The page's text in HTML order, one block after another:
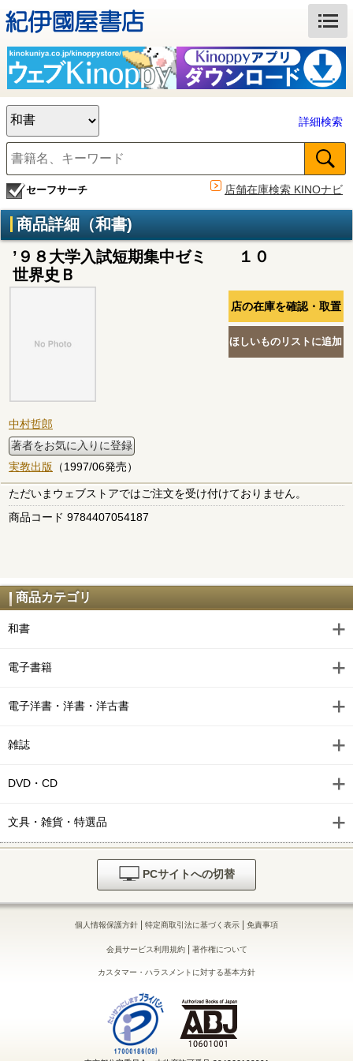
詳細検索
セーフサーチ 店舗在庫検索 KINOナビ
商品詳細（和書)
’９８大学入試短期集中ゼミ １０
世界史Ｂ
中村哲郎
著者をお気に入りに登録
実教出版 （1997/06発売）
ただいまウェブストアではご注文を受け付けておりません。
商品コード 9784407054187
商品カテゴリ
和書
電子書籍
電子洋書・洋書・洋古書
雑誌
DVD・CD
文具・雑貨・特選品
PCサイトへの切替
個人情報保護方針 | 特定商取引法に基づく表示 | 免責事項
会員サービス利用規約| 著作権について
カスタマー・ハラスメントに対する基本方針